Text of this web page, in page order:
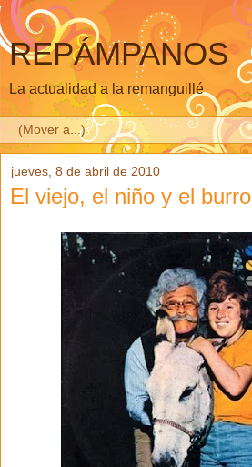
REPÁMPANOS
La actualidad a la remanguillé
jueves, 8 de abril de 2010
El viejo, el niño y el burro